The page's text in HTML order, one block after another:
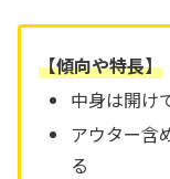
【傾向や特長】
中身は開け
アウター含
る